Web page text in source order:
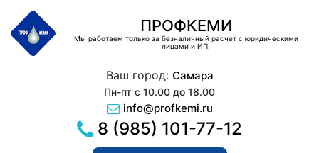
ПРОФКЕМИ
Мы работаем только за безналичный расчет с юридическими
лицами и ИП.
Ваш город: Самара
Пн-пт с 10.00 до 18.00
info@profkemi.ru
8 (985) 101-77-12